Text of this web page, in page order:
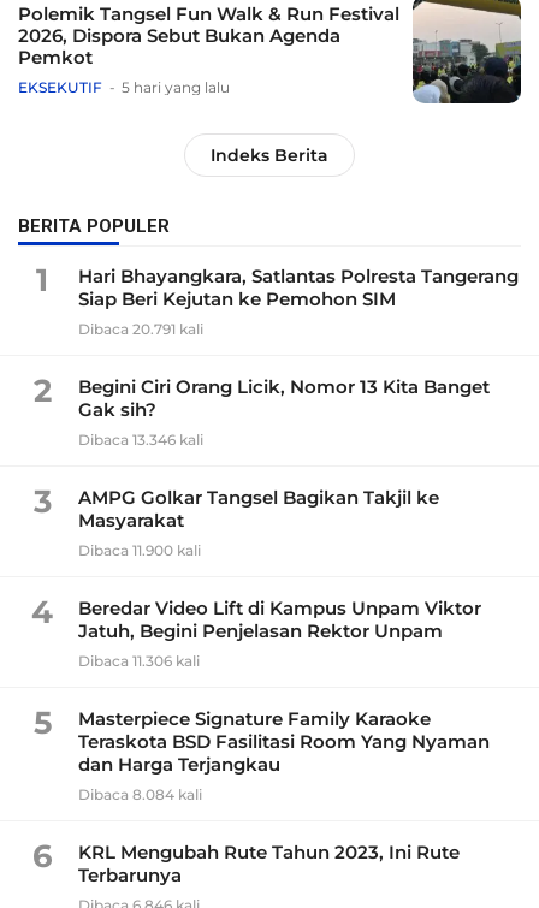
Polemik Tangsel Fun Walk & Run Festival
2026, Dispora Sebut Bukan Agenda
Pemkot
EKSEKUTIF 5 hari yang lalu
Indeks Berita
BERITA POPULER
1
Hari Bhayangkara, Satlantas Polresta Tangerang
Siap Beri Kejutan ke Pemohon SIM
Dibaca 20.791 kali
2
Begini Ciri Orang Licik, Nomor 13 Kita Banget
Gak sih?
Dibaca 13.346 kali
3
AMPG Golkar Tangsel Bagikan Takjil ke
Masyarakat
Dibaca 11.900 kali
4
Beredar Video Lift di Kampus Unpam Viktor
Jatuh, Begini Penjelasan Rektor Unpam
Dibaca 11.306 kali
5
Masterpiece Signature Family Karaoke
Teraskota BSD Fasilitasi Room Yang Nyaman
dan Harga Terjangkau
Dibaca 8.084 kali
6
KRL Mengubah Rute Tahun 2023, Ini Rute
Terbarunya